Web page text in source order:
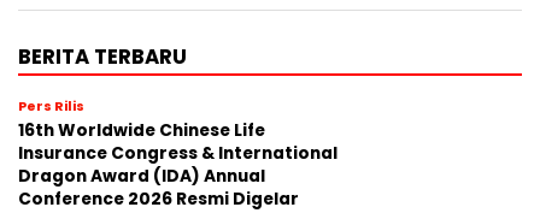
BERITA TERBARU
Pers Rilis
16th Worldwide Chinese Life
Insurance Congress & International
Dragon Award (IDA) Annual
Conference 2026 Resmi Digelar